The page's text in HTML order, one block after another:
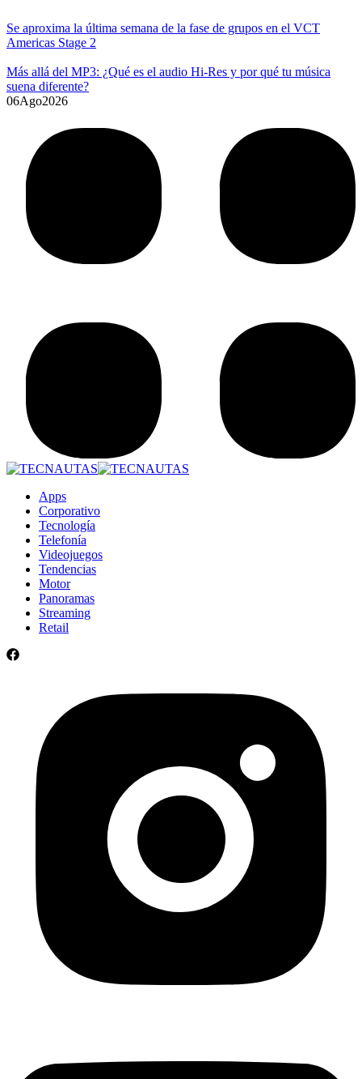
Se aproxima la última semana de la fase de grupos en el VCT
Americas Stage 2
Más allá del MP3: ¿Qué es el audio Hi-Res y por qué tu música
suena diferente?
06Ago2026
Apps
Corporativo
Tecnología
Telefonía
Videojuegos
Tendencias
Motor
Panoramas
Streaming
Retail